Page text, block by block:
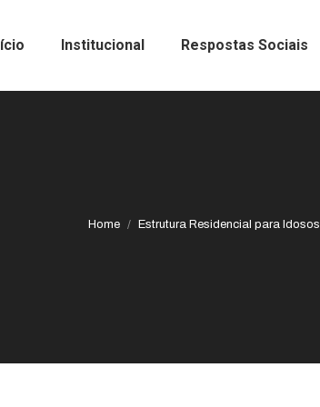
Institucional Respostas Sociais
You are here:
Home Estrutura Residencial para Idosos